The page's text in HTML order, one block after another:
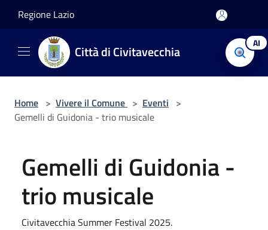
Regione Lazio
Città di Civitavecchia AI
Home > Vivere il Comune > Eventi >
Gemelli di Guidonia - trio musicale
Gemelli di Guidonia -
trio musicale
Civitavecchia Summer Festival 2025.